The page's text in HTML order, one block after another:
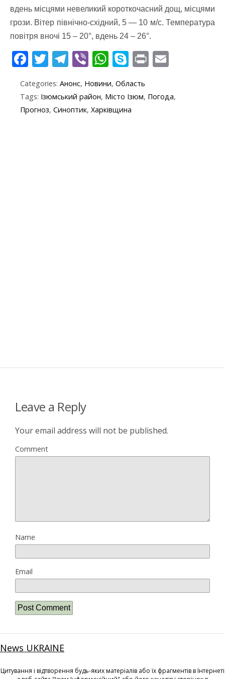
вдень місцями невеликий короткочасний дощ, місцями
грози. Вітер північно-східний, 5 — 10 м/с. Температура
повітря вночі 15 – 20°, вдень 24 – 26°.
F
e
b
T
itt
er
T
e
gr
Vi
er
W
at
s
S
y
p
Pr
t ai
l
Categories: Анонс, Новини, Область
Tags: Ізюмський район, Місто Ізюм, Погода,
Прогноз, Синоптик, Харківщина
Leave a Reply
Your email address will not be published.
Comment
Name
Email
News UKRAINE
Цитування і відтворення будь-яких матеріалів або їх фрагментів в Інтернеті